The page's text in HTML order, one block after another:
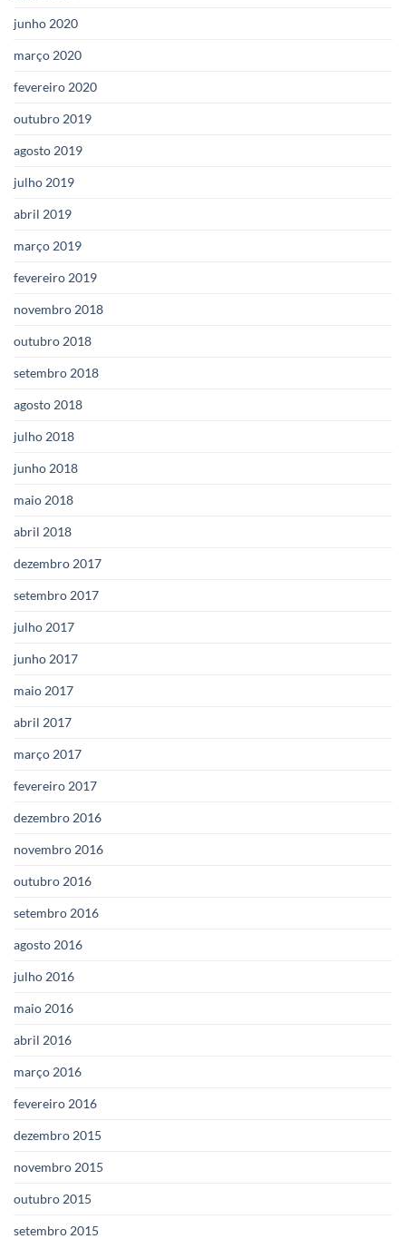
junho 2020
março 2020
fevereiro 2020
outubro 2019
agosto 2019
julho 2019
abril 2019
março 2019
fevereiro 2019
novembro 2018
outubro 2018
setembro 2018
agosto 2018
julho 2018
junho 2018
maio 2018
abril 2018
dezembro 2017
setembro 2017
julho 2017
junho 2017
maio 2017
abril 2017
março 2017
fevereiro 2017
dezembro 2016
novembro 2016
outubro 2016
setembro 2016
agosto 2016
julho 2016
maio 2016
abril 2016
março 2016
fevereiro 2016
dezembro 2015
novembro 2015
outubro 2015
setembro 2015